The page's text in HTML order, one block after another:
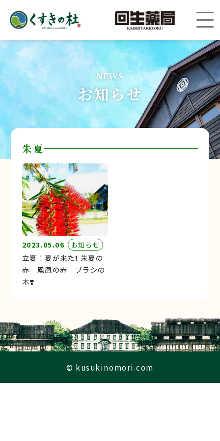
NEWS
お知らせ
朱夏
2023.05.06 お知らせ
立夏！夏が来た❗️ 朱夏の
赤 鳳凰の赤 ブラシの
木❣️
© kusukinomori.com